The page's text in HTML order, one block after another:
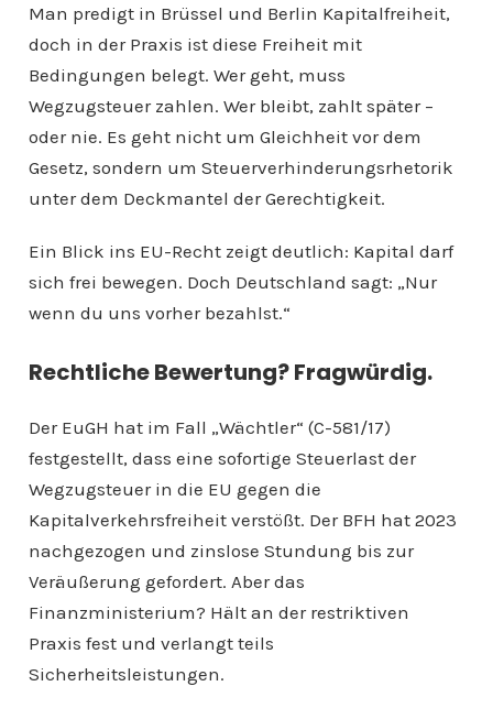
Man predigt in Brüssel und Berlin Kapitalfreiheit,
doch in der Praxis ist diese Freiheit mit
Bedingungen belegt. Wer geht, muss
Wegzugsteuer zahlen. Wer bleibt, zahlt später –
oder nie. Es geht nicht um Gleichheit vor dem
Gesetz, sondern um Steuerverhinderungsrhetorik
unter dem Deckmantel der Gerechtigkeit.
Ein Blick ins EU-Recht zeigt deutlich: Kapital darf
sich frei bewegen. Doch Deutschland sagt: „Nur
wenn du uns vorher bezahlst.“
Rechtliche Bewertung? Fragwürdig.
Der EuGH hat im Fall „Wächtler“ (C-581/17)
festgestellt, dass eine sofortige Steuerlast der
Wegzugsteuer in die EU gegen die
Kapitalverkehrsfreiheit verstößt. Der BFH hat 2023
nachgezogen und zinslose Stundung bis zur
Veräußerung gefordert. Aber das
Finanzministerium? Hält an der restriktiven
Praxis fest und verlangt teils
Sicherheitsleistungen.